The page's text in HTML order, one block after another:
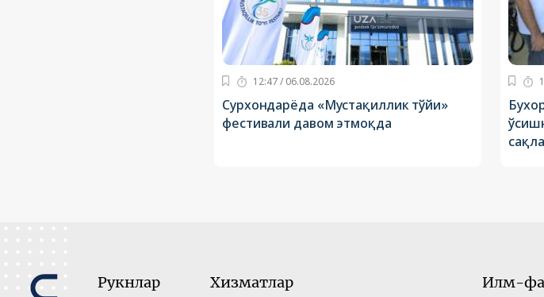
12:47 / 06.08.2026
Сурхондарёда «Мустақиллик тўйи»
фестивали давом этмоқда
Рукнлар Хизматлар Илм-